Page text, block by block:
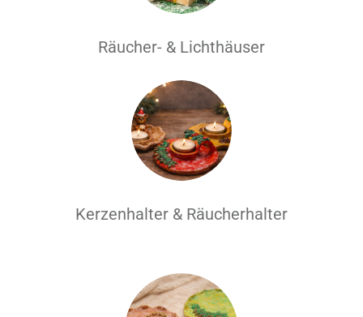
Räucher- & Lichthäuser
Kerzenhalter & Räucherhalter